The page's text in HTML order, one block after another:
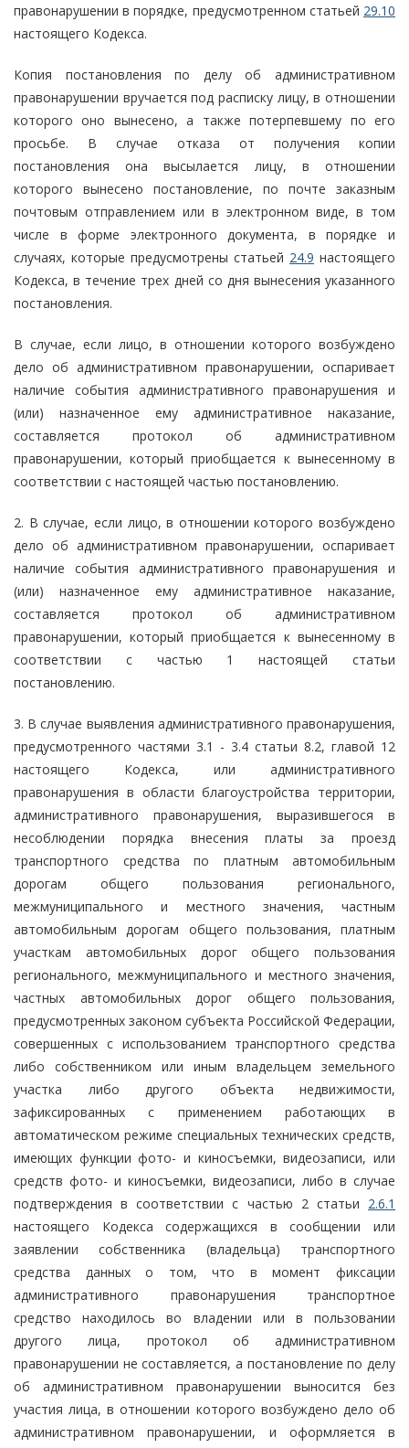
правонарушении в порядке, предусмотренном статьей 29.10
настоящего Кодекса.
Копия постановления по делу об административном
правонарушении вручается под расписку лицу, в отношении
которого оно вынесено, а также потерпевшему по его
просьбе. В случае отказа от получения копии
постановления она высылается лицу, в отношении
которого вынесено постановление, по почте заказным
почтовым отправлением или в электронном виде, в том
числе в форме электронного документа, в порядке и
случаях, которые предусмотрены статьей 24.9 настоящего
Кодекса, в течение трех дней со дня вынесения указанного
постановления.
В случае, если лицо, в отношении которого возбуждено
дело об административном правонарушении, оспаривает
наличие события административного правонарушения и
(или) назначенное ему административное наказание,
составляется протокол об административном
правонарушении, который приобщается к вынесенному в
соответствии с настоящей частью постановлению.
2. В случае, если лицо, в отношении которого возбуждено
дело об административном правонарушении, оспаривает
наличие события административного правонарушения и
(или) назначенное ему административное наказание,
составляется протокол об административном
правонарушении, который приобщается к вынесенному в
соответствии с частью 1 настоящей статьи
постановлению.
3. В случае выявления административного правонарушения,
предусмотренного частями 3.1 - 3.4 статьи 8.2, главой 12
настоящего Кодекса, или административного
правонарушения в области благоустройства территории,
административного правонарушения, выразившегося в
несоблюдении порядка внесения платы за проезд
транспортного средства по платным автомобильным
дорогам общего пользования регионального,
межмуниципального и местного значения, частным
автомобильным дорогам общего пользования, платным
участкам автомобильных дорог общего пользования
регионального, межмуниципального и местного значения,
частных автомобильных дорог общего пользования,
предусмотренных законом субъекта Российской Федерации,
совершенных с использованием транспортного средства
либо собственником или иным владельцем земельного
участка либо другого объекта недвижимости,
зафиксированных с применением работающих в
автоматическом режиме специальных технических средств,
имеющих функции фото- и киносъемки, видеозаписи, или
средств фото- и киносъемки, видеозаписи, либо в случае
подтверждения в соответствии с частью 2 статьи 2.6.1
настоящего Кодекса содержащихся в сообщении или
заявлении собственника (владельца) транспортного
средства данных о том, что в момент фиксации
административного правонарушения транспортное
средство находилось во владении или в пользовании
другого лица, протокол об административном
правонарушении не составляется, а постановление по делу
об административном правонарушении выносится без
участия лица, в отношении которого возбуждено дело об
административном правонарушении, и оформляется в